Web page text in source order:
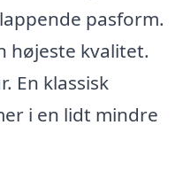
pasform.
højeste kvalitet.
En klassisk
i en lidt mindre